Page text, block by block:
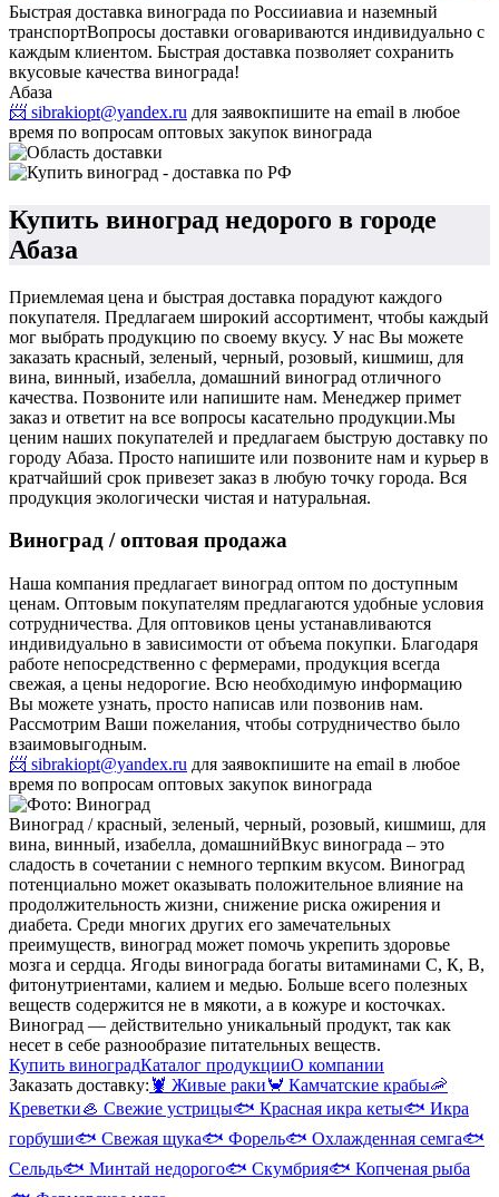
Быстрая доставка винограда по Россииавиа и наземный
транспортВопросы доставки оговариваются индивидуально с
каждым клиентом. Быстрая доставка позволяет сохранить
вкусовые качества винограда!
Абаза
📨 sibrakiopt@yandex.ru для заявокпишите на email в любое
время по вопросам оптовых закупок винограда
Купить виноград недорого в городе
Абаза
Приемлемая цена и быстрая доставка порадуют каждого
покупателя. Предлагаем широкий ассортимент, чтобы каждый
мог выбрать продукцию по своему вкусу. У нас Вы можете
заказать красный, зеленый, черный, розовый, кишмиш, для
вина, винный, изабелла, домашний виноград отличного
качества. Позвоните или напишите нам. Менеджер примет
заказ и ответит на все вопросы касательно продукции.Мы
ценим наших покупателей и предлагаем быструю доставку по
городу Абаза. Просто напишите или позвоните нам и курьер в
кратчайший срок привезет заказ в любую точку города. Вся
продукция экологически чистая и натуральная.
Виноград / оптовая продажа
Наша компания предлагает виноград оптом по доступным
ценам. Оптовым покупателям предлагаются удобные условия
сотрудничества. Для оптовиков цены устанавливаются
индивидуально в зависимости от объема покупки. Благодаря
работе непосредственно с фермерами, продукция всегда
свежая, а цены недорогие. Всю необходимую информацию
Вы можете узнать, просто написав или позвонив нам.
Рассмотрим Ваши пожелания, чтобы сотрудничество было
взаимовыгодным.
📨 sibrakiopt@yandex.ru для заявокпишите на email в любое
время по вопросам оптовых закупок винограда
Виноград / красный, зеленый, черный, розовый, кишмиш, для
вина, винный, изабелла, домашнийВкус винограда – это
сладость в сочетании с немного терпким вкусом. Виноград
потенциально может оказывать положительное влияние на
продолжительность жизни, снижение риска ожирения и
диабета. Среди многих других его замечательных
преимуществ, виноград может помочь укрепить здоровье
мозга и сердца. Ягоды винограда богаты витаминами С, К, В,
фитонутриентами, калием и медью. Больше всего полезных
веществ содержится не в мякоти, а в кожуре и косточках.
Виноград — действительно уникальный продукт, так как
несет в себе разнообразие питательных веществ.
Купить виноградКаталог продукцииО компании
Заказать доставку: 🦞 Живые раки🦀 Камчатские крабы🦐
Креветки🦪 Свежие устрицы🐟 Красная икра кеты🐟 Икра
горбуши🐟 Свежая щука🐟 Форель🐟 Охлажденная семга🐟
Сельдь🐟 Минтай недорого🐟 Скумбрия🐟 Копченая рыба